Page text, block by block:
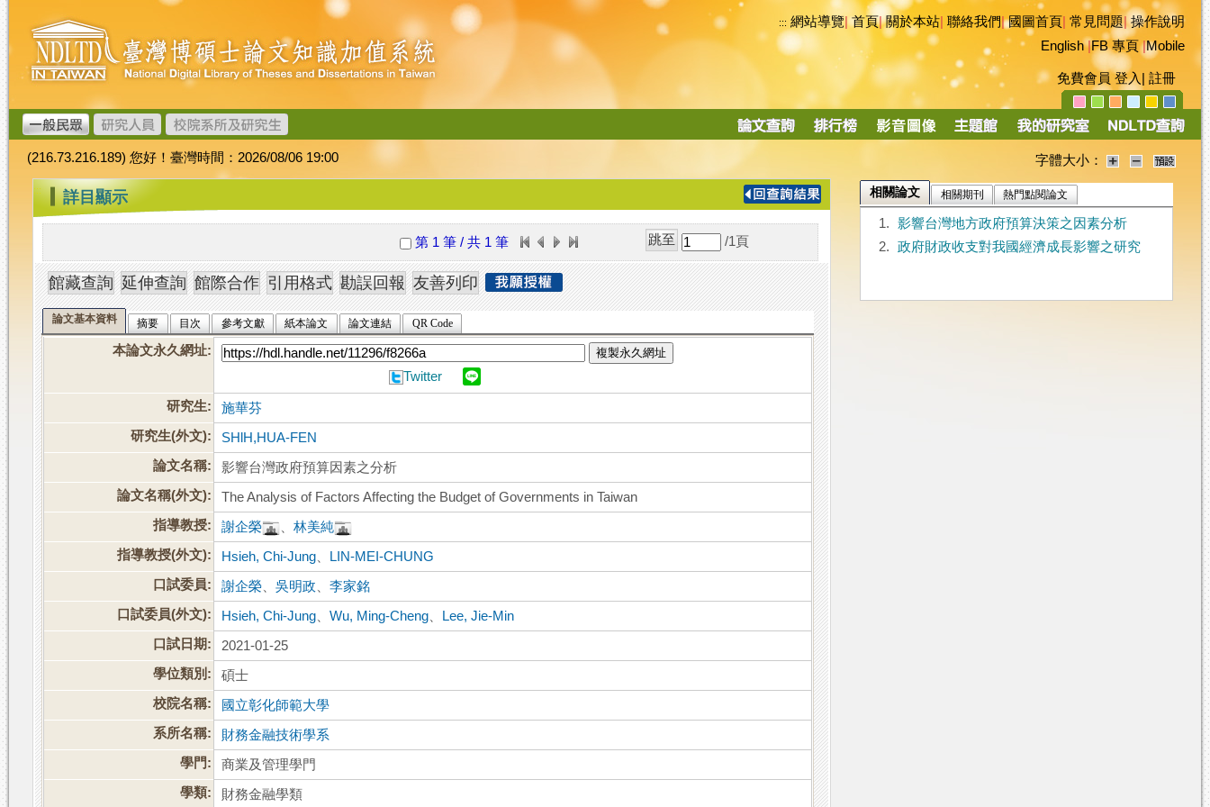
跳
到
主
要
內
容
臺
灣
博
碩
士
論
文
加
值
系
統
::: 網站導覽|首頁|關於本站 聯絡我們|國圖首頁 常見問題|操作說明
English|FB 專頁|Mobile
免費會員 登入 註冊
導
(216.73.216.189) 您好！臺灣時間：2026/08/06 19:00 字體大小：
::: 詳目顯示
第 1 筆 / 共 1 筆 /1 頁
論文基本資料 摘要 目次 參考文獻 紙本論文 論文連結 QR Code
本論文永久網址: 複製永久網址
Twitter
研究生:
施華芬
研究生(外文):
SHlH,HUA-FEN
論文名稱:
影響台灣政府預算因素之分析
論文名稱(外文):
The Analysis of Factors Affecting the Budget of Governments in Taiwan
指導教授:
謝企榮 、林美純
指導教授(外文):
Hsieh, Chi-Jung
LIN-MEI-CHUNG
口試委員:
謝企榮 、吳明政 、李家銘
口試委員(外文):
Hsieh, Chi-Jung 、Wu, Ming-Cheng
Lee, Jie-Min
口試日期:
2021-01-25
學位類別:
碩士
校院名稱:
國立彰化師範大學
系所名稱:
財務金融技術學系
學門:
商業及管理學門
學類:
財務金融學類
相關論文 相關期刊 熱門點閱論文
1.
影響台灣地方政府預算決策之因素分析
2.
政府財政收支對我國經濟成長影響之研究